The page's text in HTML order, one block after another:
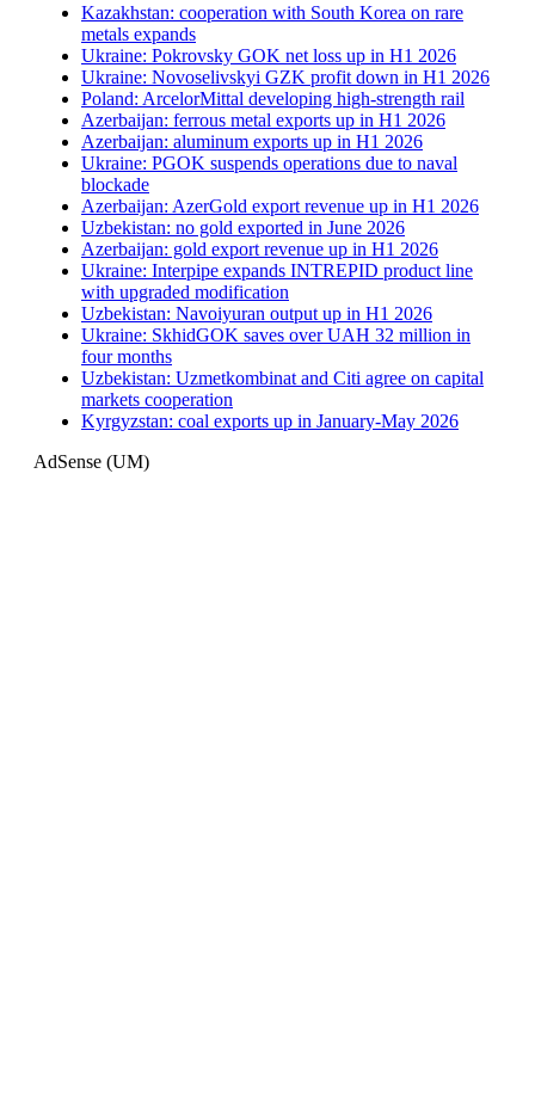
Kazakhstan: cooperation with South Korea on rare
metals expands
Ukraine: Pokrovsky GOK net loss up in H1 2026
Ukraine: Novoselivskyi GZK profit down in H1 2026
Poland: ArcelorMittal developing high-strength rail
Azerbaijan: ferrous metal exports up in H1 2026
Azerbaijan: aluminum exports up in H1 2026
Ukraine: PGOK suspends operations due to naval
blockade
Azerbaijan: AzerGold export revenue up in H1 2026
Uzbekistan: no gold exported in June 2026
Azerbaijan: gold export revenue up in H1 2026
Ukraine: Interpipe expands INTREPID product line
with upgraded modification
Uzbekistan: Navoiyuran output up in H1 2026
Ukraine: SkhidGOK saves over UAH 32 million in
four months
Uzbekistan: Uzmetkombinat and Citi agree on capital
markets cooperation
Kyrgyzstan: coal exports up in January-May 2026
AdSense (UM)